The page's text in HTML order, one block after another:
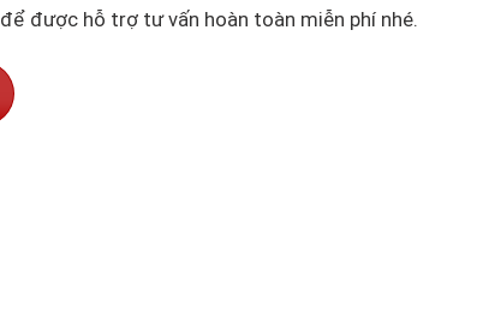
để được hỗ trợ tư vấn hoàn toàn miễn phí nhé.